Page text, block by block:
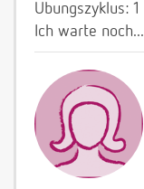
Übungszyklus: 1
Ich warte noch...